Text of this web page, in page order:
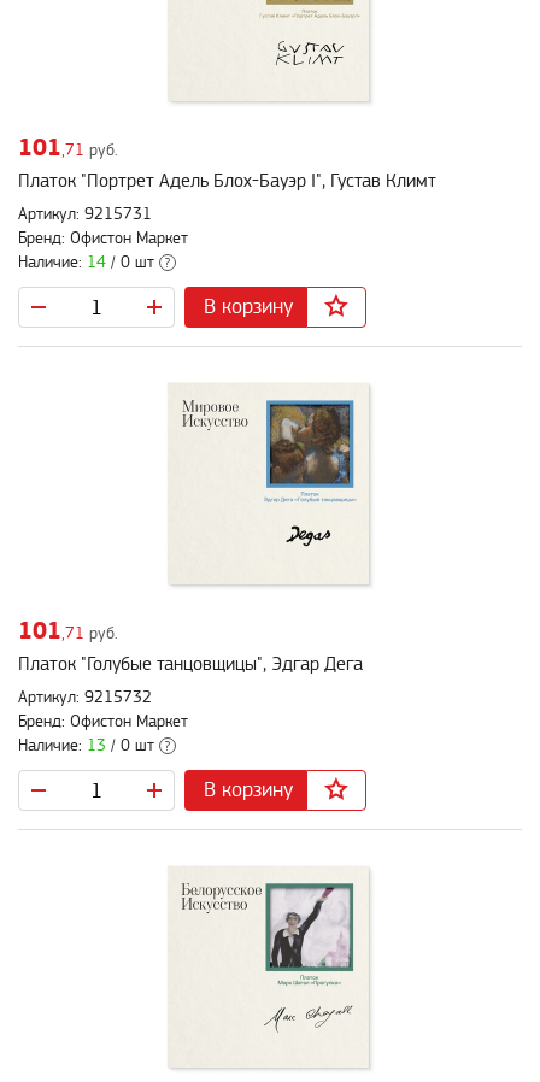
101,71 руб.
Платок "Портрет Адель Блох-Бауэр I", Густав Климт
Артикул: 9215731
Бренд: Офистон Маркет
Наличие: 14 / 0 шт ?
В корзину
101,71 руб.
Платок "Голубые танцовщицы", Эдгар Дега
Артикул: 9215732
Бренд: Офистон Маркет
Наличие: 13 / 0 шт ?
В корзину